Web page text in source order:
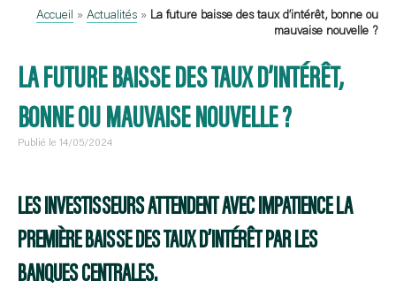
Accueil » Actualités » La future baisse des taux d’intérêt, bonne ou
mauvaise nouvelle ?
LA FUTURE BAISSE DES TAUX D’INTÉRÊT,
BONNE OU MAUVAISE NOUVELLE ?
Publié le 14/05/2024
LES INVESTISSEURS ATTENDENT AVEC IMPATIENCE LA
PREMIÈRE BAISSE DES TAUX D’INTÉRÊT PAR LES
BANQUES CENTRALES.